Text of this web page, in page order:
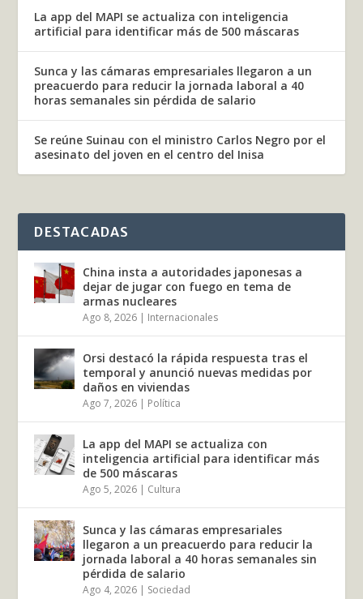
La app del MAPI se actualiza con inteligencia
artificial para identificar más de 500 máscaras
Sunca y las cámaras empresariales llegaron a un
preacuerdo para reducir la jornada laboral a 40
horas semanales sin pérdida de salario
Se reúne Suinau con el ministro Carlos Negro por el
asesinato del joven en el centro del Inisa
DESTACADAS
China insta a autoridades japonesas a
dejar de jugar con fuego en tema de
armas nucleares
Ago 8, 2026 | Internacionales
Orsi destacó la rápida respuesta tras el
temporal y anunció nuevas medidas por
daños en viviendas
Ago 7, 2026 | Política
La app del MAPI se actualiza con
inteligencia artificial para identificar más
de 500 máscaras
Ago 5, 2026 | Cultura
Sunca y las cámaras empresariales
llegaron a un preacuerdo para reducir la
jornada laboral a 40 horas semanales sin
pérdida de salario
Ago 4, 2026 | Sociedad